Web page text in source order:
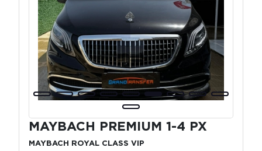
MAYBACH PREMIUM 1-4 PX
MAYBACH ROYAL CLASS VIP